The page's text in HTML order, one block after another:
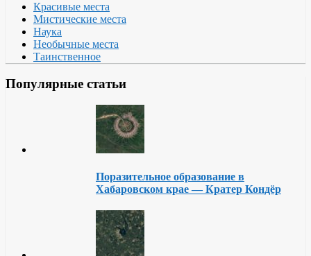
Красивые места
Мистические места
Наука
Необычные места
Таинственное
Популярные статьи
Поразительное образование в
Хабаровском крае — Кратер Кондёр